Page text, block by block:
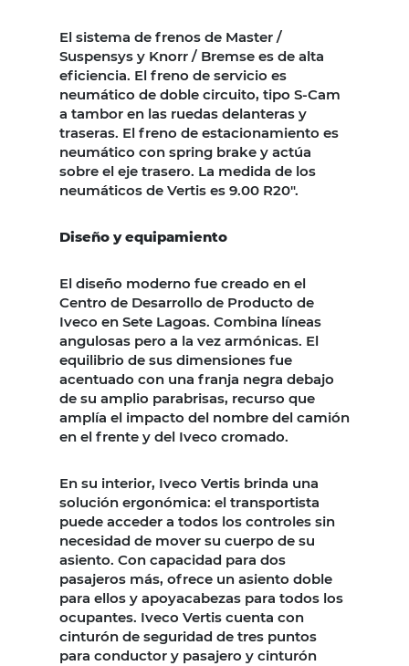
El sistema de frenos de Master /
Suspensys y Knorr / Bremse es de alta
eficiencia. El freno de servicio es
neumático de doble circuito, tipo S-Cam
a tambor en las ruedas delanteras y
traseras. El freno de estacionamiento es
neumático con spring brake y actúa
sobre el eje trasero. La medida de los
neumáticos de Vertis es 9.00 R20″.
Diseño y equipamiento
El diseño moderno fue creado en el
Centro de Desarrollo de Producto de
Iveco en Sete Lagoas. Combina líneas
angulosas pero a la vez armónicas. El
equilibrio de sus dimensiones fue
acentuado con una franja negra debajo
de su amplio parabrisas, recurso que
amplía el impacto del nombre del camión
en el frente y del Iveco cromado.
En su interior, Iveco Vertis brinda una
solución ergonómica: el transportista
puede acceder a todos los controles sin
necesidad de mover su cuerpo de su
asiento. Con capacidad para dos
pasajeros más, ofrece un asiento doble
para ellos y apoyacabezas para todos los
ocupantes. Iveco Vertis cuenta con
cinturón de seguridad de tres puntos
para conductor y pasajero y cinturón